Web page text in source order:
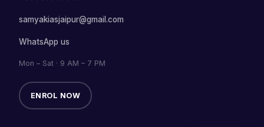
samyakiasjaipur@gmail.com
WhatsApp us
Mon – Sat · 9 AM – 7 PM
ENROL NOW